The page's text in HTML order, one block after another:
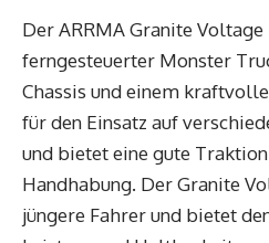
Der ARRMA Granite
ferngesteuerter Monster
Chassis und einem
für den Einsatz auf
und bietet eine gute
Handhabung. Der Granite
jüngere Fahrer und bietet